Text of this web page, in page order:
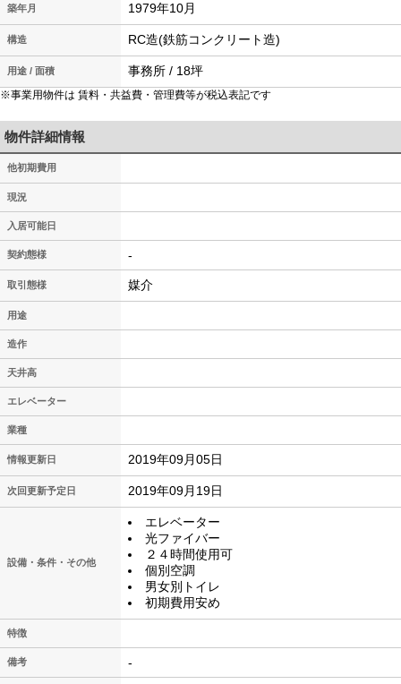
築年月 1979年10月
構造 RC造(鉄筋コンクリート造)
用途 / 面積 事務所 / 18坪
※事業用物件は 賃料・共益費・管理費等が税込表記です
物件詳細情報
他初期費用
現況
入居可能日
契約態様 -
取引態様 媒介
用途
造作
天井高
エレベーター
業種
情報更新日 2019年09月05日
次回更新予定日 2019年09月19日
設備・条件・その他
エレベーター
光ファイバー
２４時間使用可
個別空調
男女別トイレ
初期費用安め
特徴
備考 -